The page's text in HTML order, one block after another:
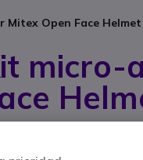
Mitex Open Face Helmet
micro-
del producto: MITBIKEOPEN //
micro-auricular con